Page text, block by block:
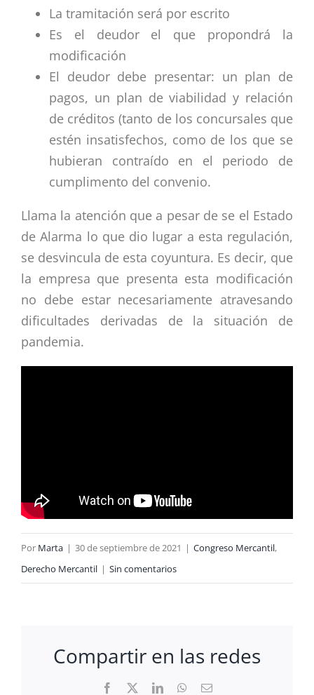
La tramitación será por escrito
Es el deudor el que propondrá la
modificación
El deudor debe presentar: un plan de
pagos, un plan de viabilidad y relación
de créditos (tanto de los concursales que
estén insatisfechos, como de los que se
hubieran contraído en el periodo de
cumplimento del convenio.
Llama la atención que a pesar de se el Estado
de Alarma lo que dio lugar a esta regulación,
se desvincula de esta coyuntura. Es decir, que
la empresa que presenta esta modificación
no debe estar necesariamente atravesando
dificultades derivadas de la situación de
pandemia.
Por Marta | 30 de septiembre de 2021 | Congreso Mercantil,
Derecho Mercantil | Sin comentarios
Compartir en las redes
Facebook LinkedInWhatsApp
Correo